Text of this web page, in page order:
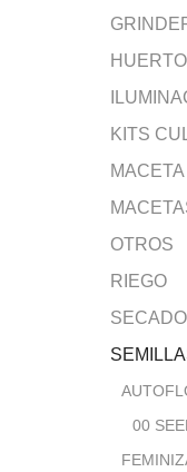
KITS
OTROS
RIEGO
SECADO
00